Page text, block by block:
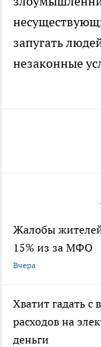
запугать
незаконные
Жалобы
15% из за МФО
Вчера
Хватит гадать с
расходов на
деньги